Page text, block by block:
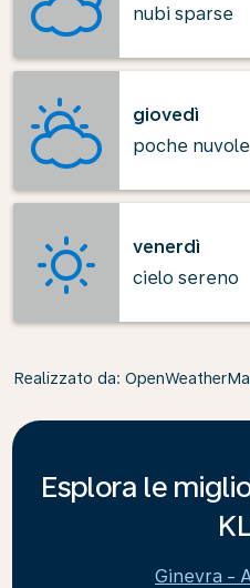
nubi sparse
giovedì
poche nuvole
venerdì
cielo sereno
Realizzato da:
Esplora le
Ginevra -